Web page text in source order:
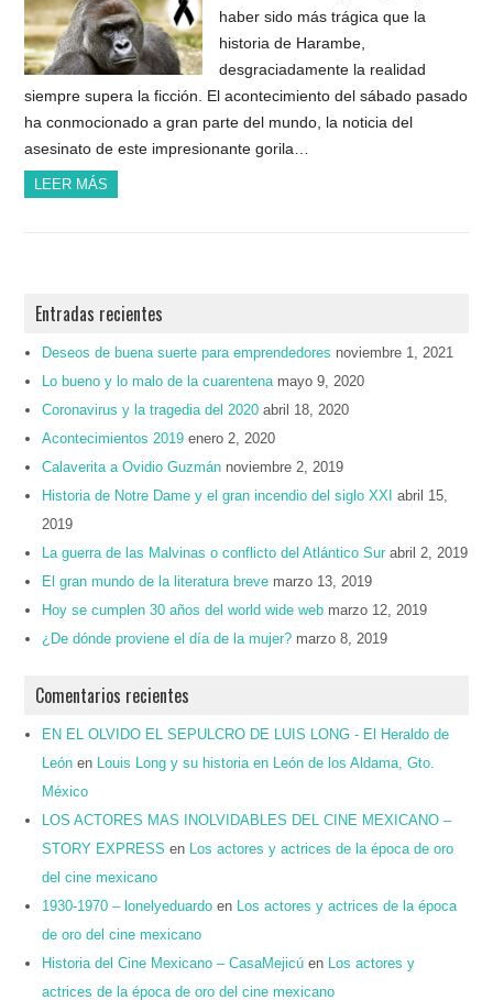
haber sido más trágica que la
historia de Harambe,
desgraciadamente la realidad
siempre supera la ficción. El acontecimiento del sábado pasado
ha conmocionado a gran parte del mundo, la noticia del
asesinato de este impresionante gorila…
LEER MÁS
Entradas recientes
Deseos de buena suerte para emprendedores noviembre 1, 2021
Lo bueno y lo malo de la cuarentena mayo 9, 2020
Coronavirus y la tragedia del 2020 abril 18, 2020
Acontecimientos 2019 enero 2, 2020
Calaverita a Ovidio Guzmán noviembre 2, 2019
Historia de Notre Dame y el gran incendio del siglo XXI
abril 15,
2019
La guerra de las Malvinas o conflicto del Atlántico Sur abril 2, 2019
El gran mundo de la literatura breve marzo 13, 2019
Hoy se cumplen 30 años del world wide web marzo 12, 2019
¿De dónde proviene el día de la mujer? marzo 8, 2019
Comentarios recientes
EN EL OLVIDO EL SEPULCRO DE LUIS LONG - El Heraldo de
León en
Louis Long y su historia en León de los Aldama, Gto.
México
LOS ACTORES MAS INOLVIDABLES DEL CINE MEXICANO –
STORY EXPRESS en
Los actores y actrices de la época de oro
del cine mexicano
1930-1970 – lonelyeduardo en
Los actores y actrices de la época
de oro del cine mexicano
Historia del Cine Mexicano – CasaMejicú en
Los actores y
actrices de la época de oro del cine mexicano